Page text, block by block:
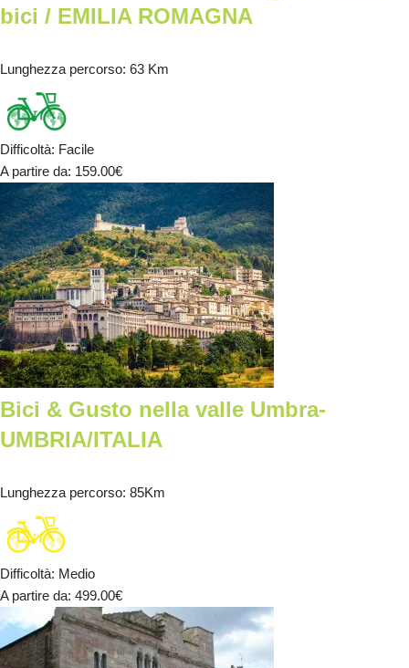
bici / EMILIA ROMAGNA
Lunghezza percorso: 63 Km
Difficoltà: Facile
A partire da: 159.00€
Bici & Gusto nella valle Umbra-
UMBRIA/ITALIA
Lunghezza percorso: 85Km
Difficoltà: Medio
A partire da: 499.00€